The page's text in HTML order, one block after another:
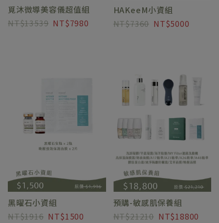
覓沐微導美容儀超值組
13539
7980
HAKeeM小資組
7360
5000
黑曜石小資組
1916
1500
預購-敏感肌保養組
21210
18800